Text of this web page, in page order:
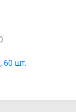
60 шт.